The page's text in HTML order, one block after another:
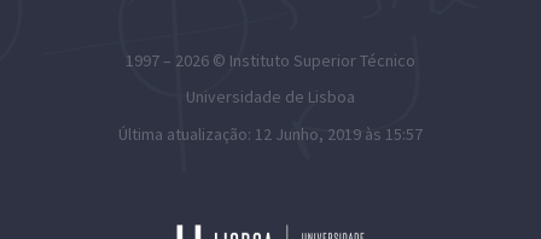
1997 – 2026 © Instituto Superior Técnico
Universidade de Lisboa
Última atualização: 12 Junho, 2019 às 15:57